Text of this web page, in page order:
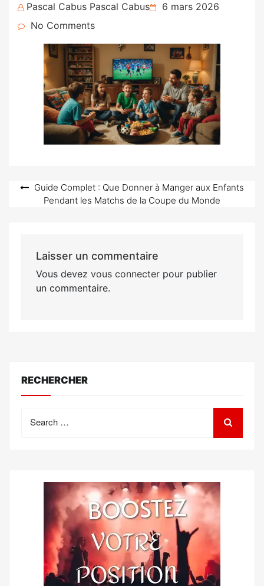
Pascal Cabus Pascal Cabus Posted
6 mars 2026
No Comments
Navigation
Guide Complet : Que Donner à Manger aux Enfants
Pendant les Matchs de la Coupe du Monde
Laisser un commentaire
Vous devez vous connecterpour publier
un commentaire.
RECHERCHER
for: